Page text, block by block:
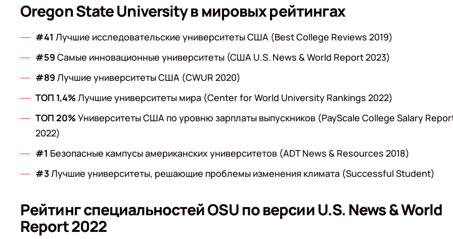
Oregon State University в мировых рейтингах
#41 Лучшие исследовательские университеты США (Best College Reviews 2019)
#59 Самые инновационные университеты (США U.S. News & World Report 2023)
#89 Лучшие университеты США (CWUR 2020)
ТОП 1,4% Лучшие университеты мира (Center for World University Rankings 2022)
ТОП 20% Университеты США по уровню зарплаты выпускников (PayScale College Salary
2022)
#1 Безопасные кампусы американских университетов (ADT News & Resources 2018)
#3Лучшие университеты, решающие проблемы изменения климата (Successful Student)
Рейтинг специальностей OSU по версии U.S. News & World
Report 2022